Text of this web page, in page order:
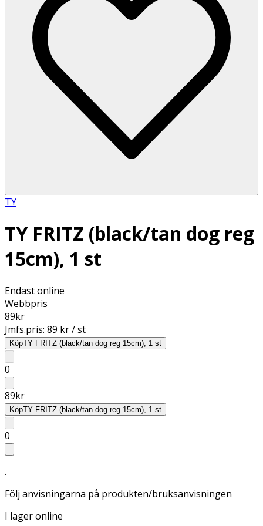
TY
TY FRITZ (black/tan dog reg
15cm), 1 st
Endast online
Webbpris
89kr
Jmfs.pris: 89 kr / st
KöpTY FRITZ (black/tan dog reg 15cm), 1 st
0
89kr
KöpTY FRITZ (black/tan dog reg 15cm), 1 st
0
.
Följ anvisningarna på produkten/bruksanvisningen
I lager online